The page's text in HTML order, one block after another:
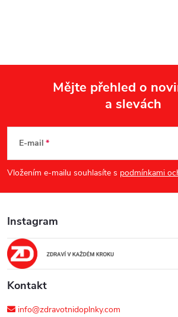
p
a
t
Mějte přehled o
a slevách
E-mail
Vložením e-mailu souhlasíte s podmínkami
Instagram
Kontakt
info@zdravotnidoplnky.com